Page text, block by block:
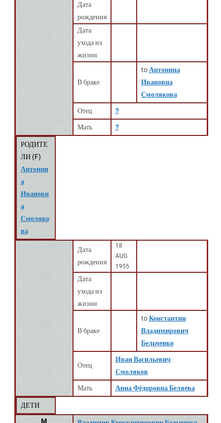
Дата
рождения
Дата
ухода из
жизни
В браке
to Антонина
Ивановна
Смолякова
Отец ?
Мать ?
РОДИТЕ
ЛИ (F)
Антонин
а
Ивановн
а
Смоляко
ва
Дата
рождения
18
AUG
1955
Дата
ухода из
жизни
В браке
toКонстантин
Владимирович
Бельченко
Отец
Иван Васильевич
Смоляков
Мать Анна Фёдоровна Беляева
ДЕТИ
M